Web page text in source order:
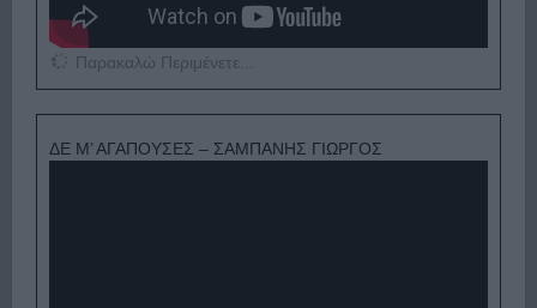
Παρακαλώ Περιμένετε...
ΔΕ Μ’ ΑΓΑΠΟΥΣΕΣ – ΣΑΜΠΑΝΗΣ ΓΙΩΡΓΟΣ